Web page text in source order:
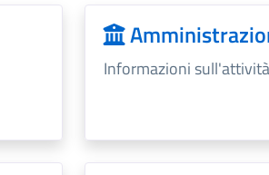
Informazioni